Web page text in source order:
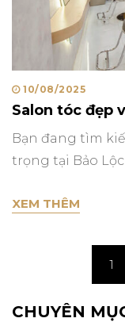
Posted
on
10/08/2025
Salon tóc đẹp
Bạn đang tìm
trọng tại Bảo Lộc
XEM THÊM
1
CHUYÊN